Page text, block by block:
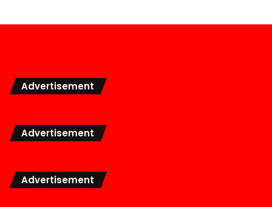
Advertisement
Advertisement
Advertisement